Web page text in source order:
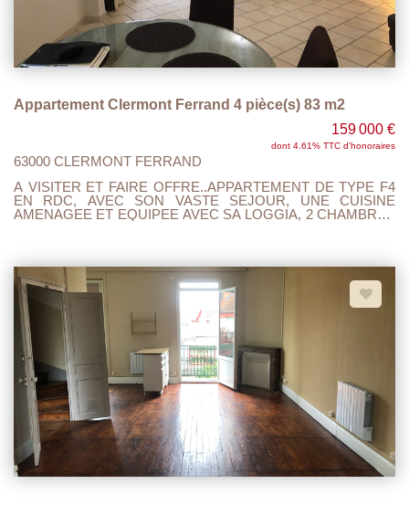
Appartement Clermont Ferrand 4 pièce(s) 83 m2
159 000 €
dont 4.61% TTC d'honoraires
63000 CLERMONT FERRAND
A VISITER ET FAIRE OFFRE..APPARTEMENT DE TYPE F4
EN RDC, AVEC SON VASTE SEJOUR, UNE CUISINE
AMENAGEE ET EQUIPEE AVEC SA LOGGIA, 2 CHAMBRES
COMPLETER CE LOGEMENT. IDEAL POUR UN 1 ER
ACHAT, OU INVESTISSEMENT EN COLLOCATION. A
PROXIMITE DU CHU, DE LA GARE , DU TRAM,
COMMERCES DE QUARTIER.. AU CALME..